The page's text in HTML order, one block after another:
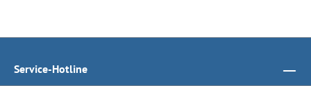
Service-Hotline